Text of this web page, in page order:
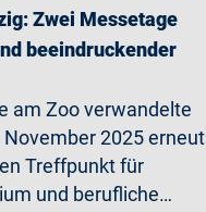
Zwei Messetage
beeindruckender
am Zoo verwandelte
November 2025 erneut
Treffpunkt für
und berufliche…